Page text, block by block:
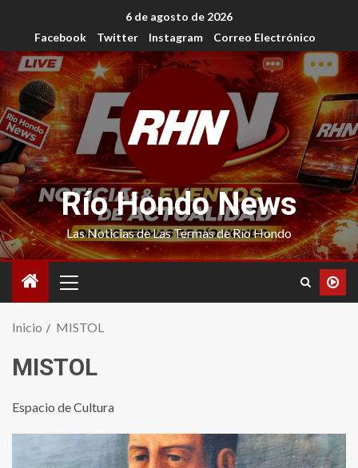
6 de agosto de 2026
Facebook
Twitter Instagram Correo Electrónico
Río Hondo News
Las Noticias de Las Termas de Río Hondo
Inicio MISTOL
MISTOL
Espacio de Cultura